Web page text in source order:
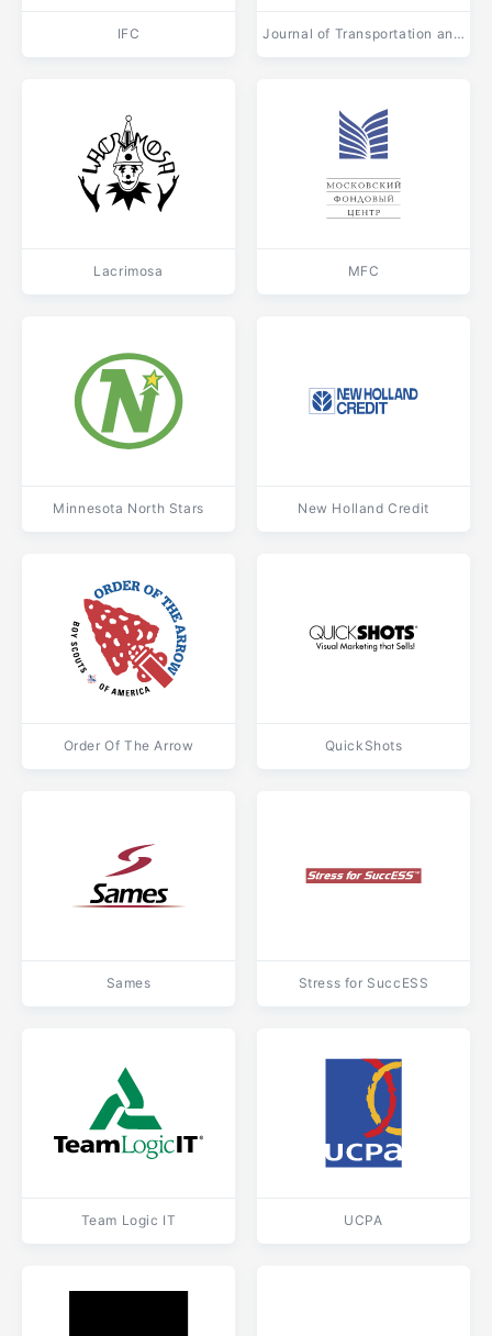
IFC Journal of Transportation and Logistics
Lacrimosa MFC
Minnesota North Stars New Holland Credit
Order Of The Arrow QuickShots
Sames Stress for SuccESS
Team Logic IT UCPA